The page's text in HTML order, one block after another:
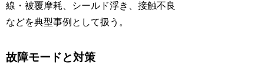
線・被覆摩耗、シールド浮き、接触不良
などを典型事例として扱う。
故障モードと対策